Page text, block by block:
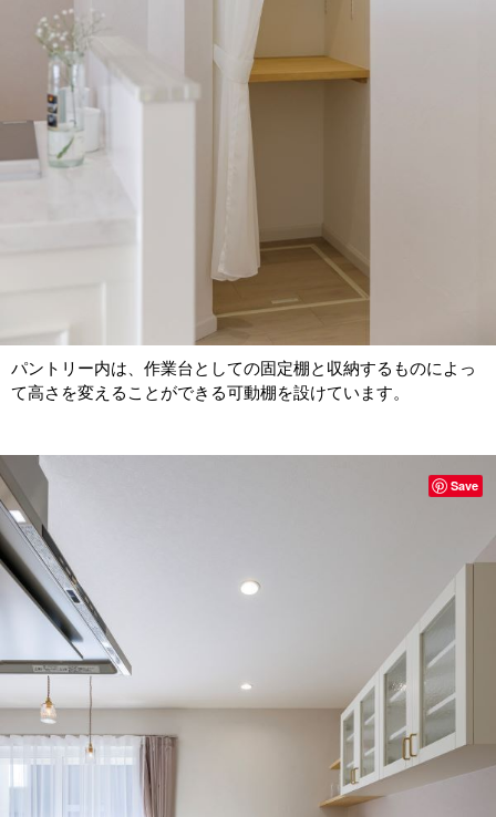
パントリー内は、作業台としての固定棚と収納するものによっ
て高さを変えることができる可動棚を設けています。
Save